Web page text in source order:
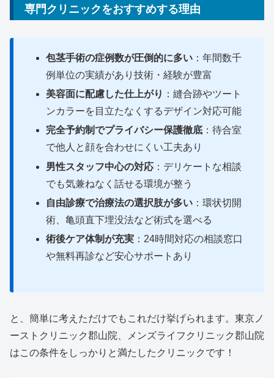
専門クリニックをおすすめする理由
包茎手術の症例数が圧倒的に多い ：年間数千
例単位の実績があり技術・経験が豊富
美容面に配慮した仕上がり ：縫合跡やツート
ンカラーを目立たなくするデザイン対応可能
完全予約制でプライバシー保護徹底 ：待合室
で他人と顔を合わせにくい工夫あり
男性スタッフ中心の対応 ：デリケートな相談
でも気兼ねなく話せる環境が整う
自由診療で治療法の選択肢が多い ：環状切開
術、亀頭直下埋没法など術式を選べる
術後ケア体制が充実 ：24時間対応の相談窓口
や無料再診など安心サポートあり
と、簡単に考えただけでもこれだけ挙げられます。東京ノ
ーストクリニック郡山院、メンズライフクリニック郡山院
はこの条件をしっかりと満たしたクリニックです！